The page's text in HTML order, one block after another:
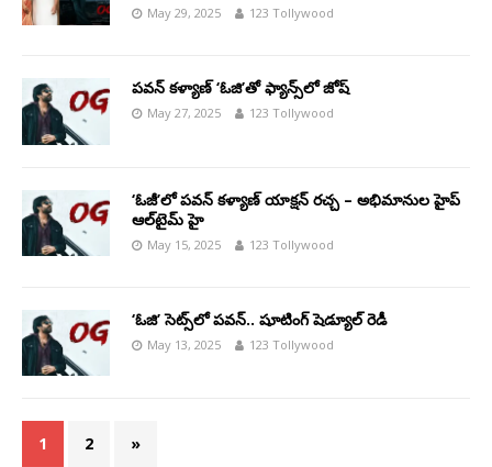
May 29, 2025 123 Tollywood
పవన్ కళ్యాణ్ ‘ఓజి’తో ఫ్యాన్స్‌లో జోష్
May 27, 2025 123 Tollywood
‘ఓజీ’లో పవన్ కళ్యాణ్ యాక్షన్ రచ్చ – అభిమానుల హైప్
ఆల్‌టైమ్ హై
May 15, 2025 123 Tollywood
‘ఓజి’ సెట్స్‌లో పవన్.. షూటింగ్ షెడ్యూల్ రెడీ
May 13, 2025 123 Tollywood
1 2 »